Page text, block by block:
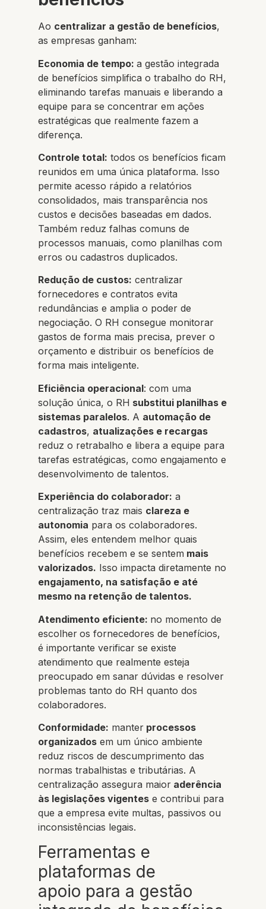
Ao centralizar a gestão de benefícios,
as empresas ganham:
Economia de tempo: a gestão integrada
de benefícios simplifica o trabalho do RH,
eliminando tarefas manuais e liberando a
equipe para se concentrar em ações
estratégicas que realmente fazem a
diferença.
Controle total: todos os benefícios ficam
reunidos em uma única plataforma. Isso
permite acesso rápido a relatórios
consolidados, mais transparência nos
custos e decisões baseadas em dados.
Também reduz falhas comuns de
processos manuais, como planilhas com
erros ou cadastros duplicados.
Redução de custos: centralizar
fornecedores e contratos evita
redundâncias e amplia o poder de
negociação. O RH consegue monitorar
gastos de forma mais precisa, prever o
orçamento e distribuir os benefícios de
forma mais inteligente.
Eficiência operacional: com uma
solução única, o RH substitui planilhas e
sistemas paralelos. A automação de
cadastros, atualizações e recargas
reduz o retrabalho e libera a equipe para
tarefas estratégicas, como engajamento e
desenvolvimento de talentos.
Experiência do colaborador: a
centralização traz mais clareza e
autonomia para os colaboradores.
Assim, eles entendem melhor quais
benefícios recebem e se sentem mais
valorizados. Isso impacta diretamente no
engajamento, na satisfação e até
mesmo na retenção de talentos.
Atendimento eficiente: no momento de
escolher os fornecedores de benefícios,
é importante verificar se existe
atendimento que realmente esteja
preocupado em sanar dúvidas e resolver
problemas tanto do RH quanto dos
colaboradores.
Conformidade: manter processos
organizados em um único ambiente
reduz riscos de descumprimento das
normas trabalhistas e tributárias. A
centralização assegura maior aderência
às legislações vigentes e contribui para
que a empresa evite multas, passivos ou
inconsistências legais.
Ferramentas e
plataformas de
apoio para a gestão